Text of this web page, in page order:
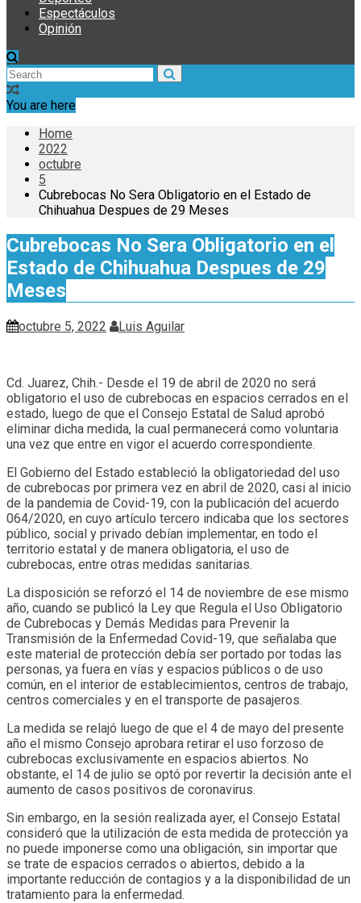
Espectáculos
Opinión
You are here
Home
2022
octubre
5
Cubrebocas No Sera Obligatorio en el Estado de
Chihuahua Despues de 29 Meses
Cubrebocas No Sera Obligatorio en el
Estado de Chihuahua Despues de 29
Meses
octubre 5, 2022 Luis Aguilar
Cd. Juarez, Chih.- Desde el 19 de abril de 2020 no será
obligatorio el uso de cubrebocas en espacios cerrados en el
estado, luego de que el Consejo Estatal de Salud aprobó
eliminar dicha medida, la cual permanecerá como voluntaria
una vez que entre en vigor el acuerdo correspondiente.
El Gobierno del Estado estableció la obligatoriedad del uso
de cubrebocas por primera vez en abril de 2020, casi al inicio
de la pandemia de Covid-19, con la publicación del acuerdo
064/2020, en cuyo artículo tercero indicaba que los sectores
público, social y privado debían implementar, en todo el
territorio estatal y de manera obligatoria, el uso de
cubrebocas, entre otras medidas sanitarias.
La disposición se reforzó el 14 de noviembre de ese mismo
año, cuando se publicó la Ley que Regula el Uso Obligatorio
de Cubrebocas y Demás Medidas para Prevenir la
Transmisión de la Enfermedad Covid-19, que señalaba que
este material de protección debía ser portado por todas las
personas, ya fuera en vías y espacios públicos o de uso
común, en el interior de establecimientos, centros de trabajo,
centros comerciales y en el transporte de pasajeros.
La medida se relajó luego de que el 4 de mayo del presente
año el mismo Consejo aprobara retirar el uso forzoso de
cubrebocas exclusivamente en espacios abiertos. No
obstante, el 14 de julio se optó por revertir la decisión ante el
aumento de casos positivos de coronavirus.
Sin embargo, en la sesión realizada ayer, el Consejo Estatal
consideró que la utilización de esta medida de protección ya
no puede imponerse como una obligación, sin importar que
se trate de espacios cerrados o abiertos, debido a la
importante reducción de contagios y a la disponibilidad de un
tratamiento para la enfermedad.